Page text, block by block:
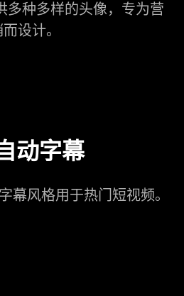
多种多样的头像，专为营
设计。
动字幕
幕风格用于热门短视频。